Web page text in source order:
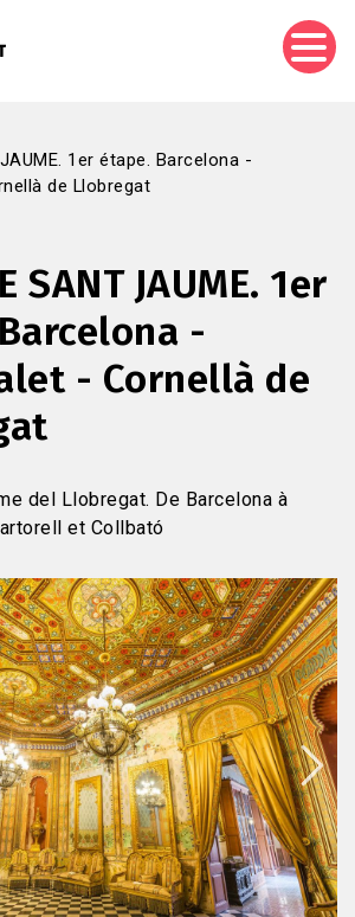
1er étape. Barcelona -
de Llobregat
SANT JAUME. 1er
-
- Cornellà de
del Llobregat. De Barcelona à
et Collbató